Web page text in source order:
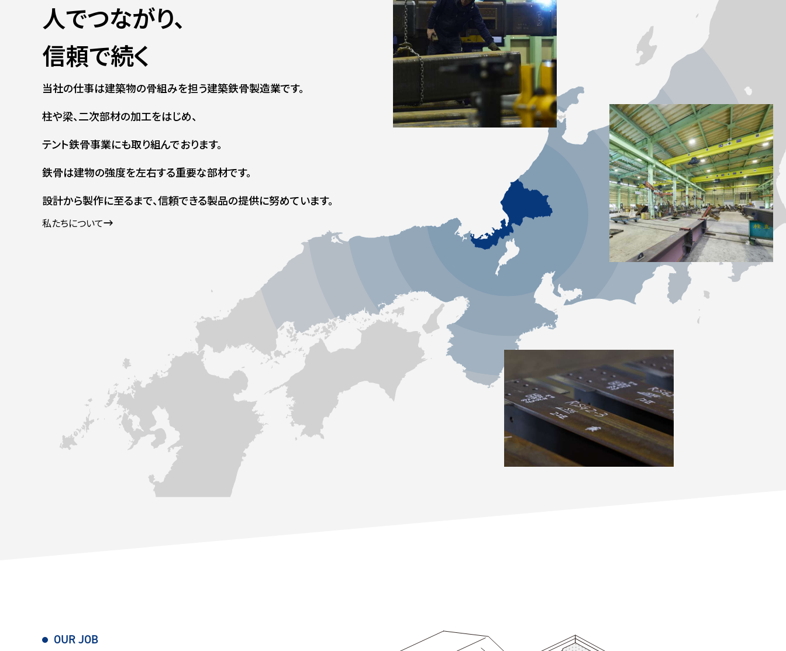
人でつながり、
信頼で続く
当社の仕事は建築物の骨組みを担う建築鉄骨製造業です。
柱や梁、二次部材の加工をはじめ、
テント鉄骨事業にも取り組んでおります。
鉄骨は建物の強度を左右する重要な部材です。
設計から製作に至るまで、信頼できる製品の提供に努めています。
私たちについて
OUR JOB